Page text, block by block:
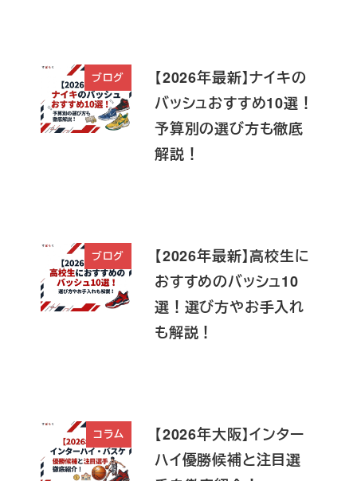
ブログ
【2026年最新】ナイキの
バッシュおすすめ10選！
予算別の選び方も徹底
解説！
ブログ
【2026年最新】高校生に
おすすめのバッシュ10
選！選び方やお手入れ
も解説！
コラム
【2026年大阪】インター
ハイ優勝候補と注目選